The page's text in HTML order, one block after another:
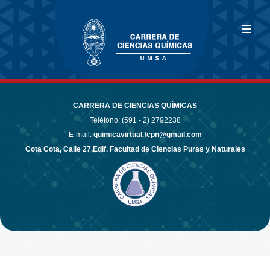
CARRERA DE CIENCIAS QUÍMICAS
Teléfono: (591 - 2) 2792238
E-mail: quimicavirtual.fcpn@gmail.com
Cota Cota, Calle 27,Edif. Facultad de Ciencias Puras y Naturales